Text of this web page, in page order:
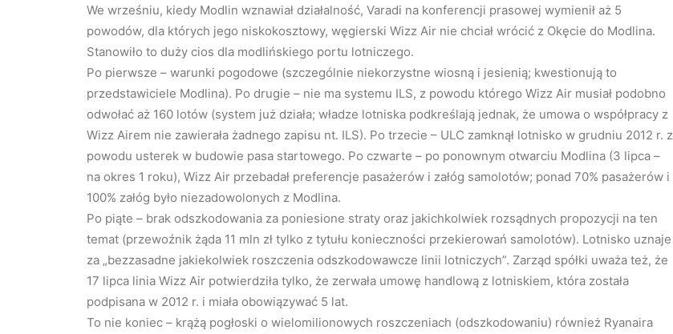
We wrześniu, kiedy Modlin wznawiał działalność, Varadi na konferencji prasowej wymienił aż 5
powodów, dla których jego niskokosztowy, węgierski Wizz Air nie chciał wrócić z Okęcie do Modlina.
Stanowiło to duży cios dla modlińskiego portu lotniczego.
Po pierwsze – warunki pogodowe (szczególnie niekorzystne wiosną i jesienią; kwestionują to
przedstawiciele Modlina). Po drugie – nie ma systemu ILS, z powodu którego Wizz Air musiał podobno
odwołać aż 160 lotów (system już działa; władze lotniska podkreślają jednak, że umowa o współpracy z
Wizz Airem nie zawierała żadnego zapisu nt. ILS). Po trzecie – ULC zamknął lotnisko w grudniu 2012 r. z
powodu usterek w budowie pasa startowego. Po czwarte – po ponownym otwarciu Modlina (3 lipca –
na okres 1 roku), Wizz Air przebadał preferencje pasażerów i załóg samolotów; ponad 70% pasażerów i
100% załóg było niezadowolonych z Modlina.
Po piąte – brak odszkodowania za poniesione straty oraz jakichkolwiek rozsądnych propozycji na ten
temat (przewoźnik żąda 11 mln zł tylko z tytułu konieczności przekierowań samolotów). Lotnisko uznaje
za „bezzasadne jakiekolwiek roszczenia odszkodowawcze linii lotniczych”. Zarząd spółki uważa też, że
17 lipca linia Wizz Air potwierdziła tylko, że zerwała umowę handlową z lotniskiem, która została
podpisana w 2012 r. i miała obowiązywać 5 lat.
To nie koniec – krążą pogłoski o wielomilionowych roszczeniach (odszkodowaniu) również Ryanaira